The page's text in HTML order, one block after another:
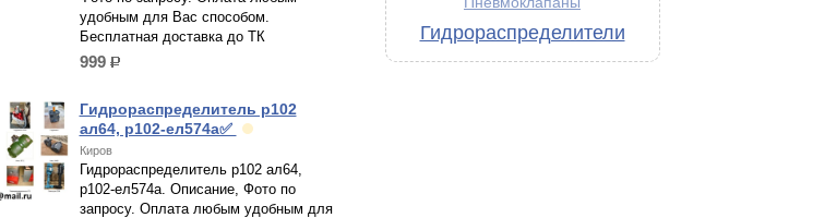
удобным для Вас способом.
Бесплатная доставка до ТК
999 р.
Гидрораспределитель р102
ал64, р102-ел574а✅
Киров
Гидрораспределитель р102 ал64,
р102-ел574а. Описание, Фото по
запросу. Оплата любым удобным для
Гидрораспределители